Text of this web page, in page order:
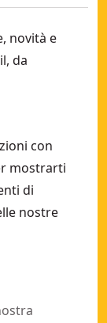
novità e
da
con
mostrarti
di
nostre